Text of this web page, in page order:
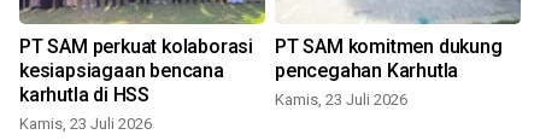
PT SAM perkuat kolaborasi
kesiapsiagaan bencana
karhutla di HSS
Kamis, 23 Juli 2026
PT SAM komitmen dukung
pencegahan Karhutla
Kamis, 23 Juli 2026